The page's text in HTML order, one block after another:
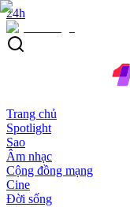
24h
Trang chủ
Spotlight
Sao
Âm nhạc
Cộng đồng mạng
Cine
Đời sống